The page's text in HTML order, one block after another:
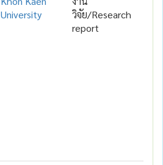
University
วิจัย/Research
report